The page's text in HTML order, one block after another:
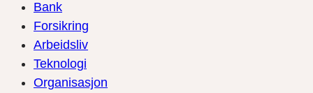
Bank
Forsikring
Arbeidsliv
Teknologi
Organisasjon